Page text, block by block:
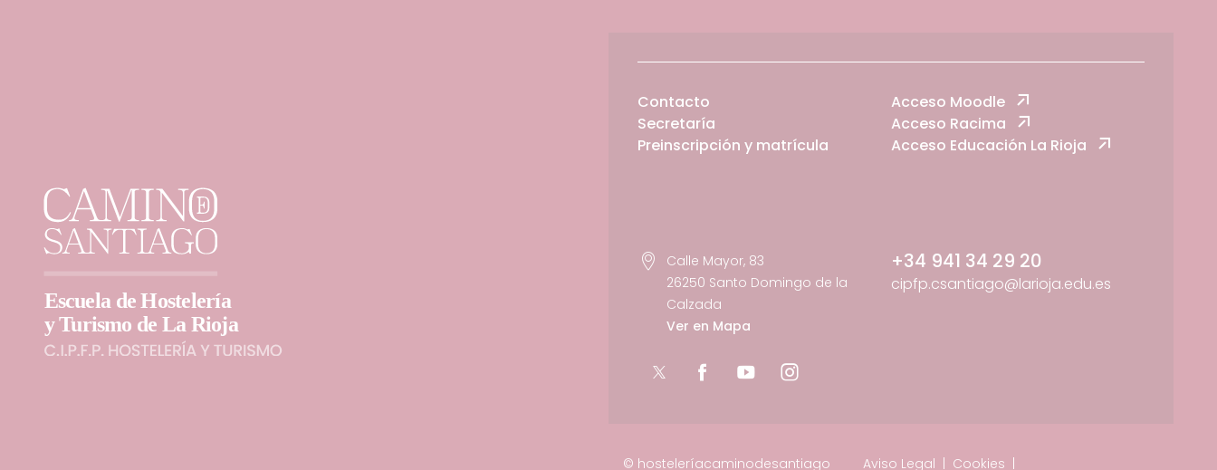
Contacto
Secretaría
Preinscripción y matrícula
Acceso Moodle
Acceso Racima
Acceso Educación La Rioja
Calle Mayor, 83
26250 Santo Domingo de la
Calzada
Ver en Mapa
+34 941 34 29 20
cipfp.csantiago@larioja.edu.es
© hosteleríacaminodesantiago Aviso Legal | Cookies |